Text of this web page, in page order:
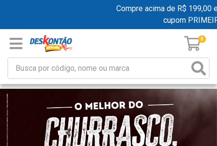
Compre acima de R$ 199,00 e
cupom
0